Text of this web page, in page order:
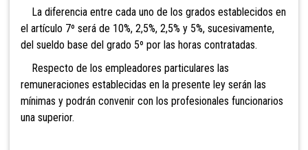
La diferencia entre cada uno de los grados establecidos en
el artículo 7º será de 10%, 2,5%, 2,5% y 5%, sucesivamente,
del sueldo base del grado 5º por las horas contratadas.
Respecto de los empleadores particulares las
remuneraciones establecidas en la presente ley serán las
mínimas y podrán convenir con los profesionales funcionarios
una superior.